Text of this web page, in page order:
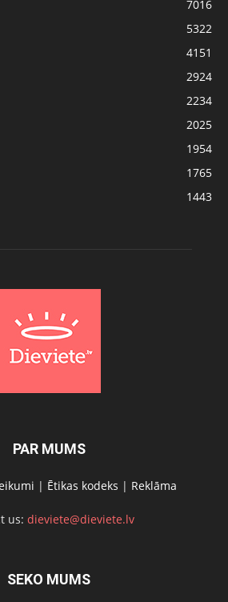
7016
5322
4151
2924
2234
2025
1954
1765
1443
PAR MUMS
| Ētikas kodeks | Reklāma
us: dieviete@dieviete.lv
SEKO MUMS